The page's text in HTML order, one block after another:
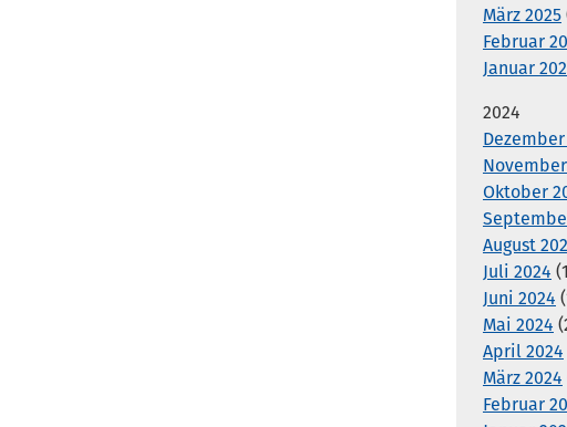
März 2025
Februar
Januar
2024
Oktober
August
Juli 2024
Juni 2024
Mai 2024
April 2024
März 2024
Februar